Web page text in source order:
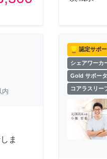
内
ま
認定サポ
シェアワーカ
Gold サポー
コアラスリー